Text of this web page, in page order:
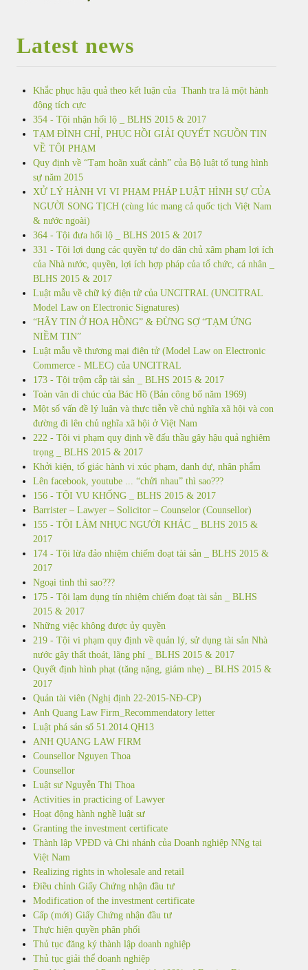
Latest news
Khắc phục hậu quả theo kết luận của Thanh tra là một hành
động tích cực
354 - Tội nhận hối lộ _ BLHS 2015 & 2017
TẠM ĐÌNH CHỈ, PHỤC HỒI GIẢI QUYẾT NGUỒN TIN
VỀ TỘI PHẠM
Quy định về “Tạm hoãn xuất cảnh” của Bộ luật tố tụng hình
sự năm 2015
XỬ LÝ HÀNH VI VI PHẠM PHÁP LUẬT HÌNH SỰ CỦA
NGƯỜI SONG TỊCH (cùng lúc mang cả quốc tịch Việt Nam
& nước ngoài)
364 - Tội đưa hối lộ _ BLHS 2015 & 2017
331 - Tội lợi dụng các quyền tự do dân chủ xâm phạm lợi ích
của Nhà nước, quyền, lợi ích hợp pháp của tổ chức, cá nhân _
BLHS 2015 & 2017
Luật mẫu về chữ ký điện tử của UNCITRAL (UNCITRAL
Model Law on Electronic Signatures)
“HÃY TIN Ở HOA HỒNG” & ĐỪNG SỢ “TẠM ỨNG
NIỀM TIN”
Luật mẫu về thương mại điện tử (Model Law on Electronic
Commerce - MLEC) của UNCITRAL
173 - Tội trộm cắp tài sản _ BLHS 2015 & 2017
Toàn văn di chúc của Bác Hồ (Bản công bố năm 1969)
Một số vấn đề lý luận và thực tiễn về chủ nghĩa xã hội và con
đường đi lên chủ nghĩa xã hội ở Việt Nam
222 - Tội vi phạm quy định về đấu thầu gây hậu quả nghiêm
trọng _ BLHS 2015 & 2017
Khởi kiện, tố giác hành vi xúc phạm, danh dự, nhân phẩm
Lên facebook, youtube ... “chửi nhau” thì sao???
156 - TỘI VU KHỐNG _ BLHS 2015 & 2017
Barrister – Lawyer – Solicitor – Counselor (Counsellor)
155 - TỘI LÀM NHỤC NGƯỜI KHÁC _ BLHS 2015 &
2017
174 - Tội lừa đảo nhiệm chiếm đoạt tài sản _ BLHS 2015 &
2017
Ngoại tình thì sao???
175 - Tội lạm dụng tín nhiệm chiếm đoạt tài sản _ BLHS
2015 & 2017
Những việc không được ủy quyền
219 - Tội vi phạm quy định về quản lý, sử dụng tài sản Nhà
nước gây thất thoát, lãng phí _ BLHS 2015 & 2017
Quyết định hình phạt (tăng nặng, giảm nhẹ) _ BLHS 2015 &
2017
Quản tài viên (Nghị định 22-2015-NĐ-CP)
Anh Quang Law Firm_Recommendatory letter
Luật phá sản số 51.2014.QH13
ANH QUANG LAW FIRM
Counsellor Nguyen Thoa
Counsellor
Luật sư Nguyễn Thị Thoa
Activities in practicing of Lawyer
Hoạt động hành nghề luật sư
Granting the investment certificate
Thành lập VPĐD và Chi nhánh của Doanh nghiệp NNg tại
Việt Nam
Realizing rights in wholesale and retail
Điều chỉnh Giấy Chứng nhận đầu tư
Modification of the investment certificate
Cấp (mới) Giấy Chứng nhận đầu tư
Thực hiện quyền phân phối
Thủ tục đăng ký thành lập doanh nghiệp
Thủ tục giải thể doanh nghiệp